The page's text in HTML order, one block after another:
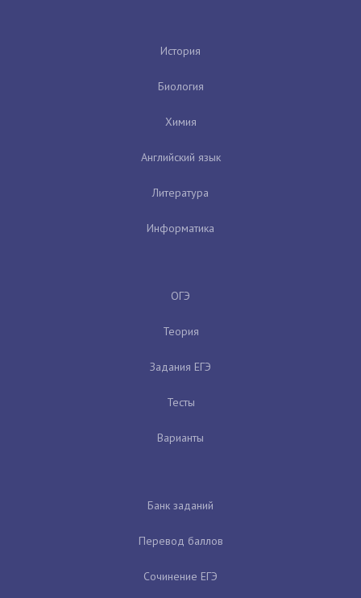
История
Биология
Химия
Английский язык
Литература
Информатика
ОГЭ
Теория
Задания ЕГЭ
Тесты
Варианты
Банк заданий
Перевод баллов
Сочинение ЕГЭ